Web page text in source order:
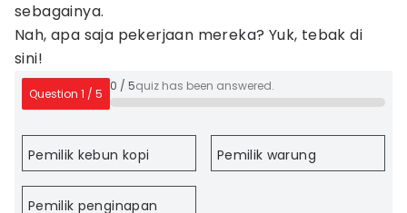
sebagainya.
Nah, apa saja pekerjaan mereka? Yuk, tebak di
sini!
Question 1 / 5
0 / 5quiz has been answered.
Pemilik kebun kopi Pemilik warung
Pemilik penginapan